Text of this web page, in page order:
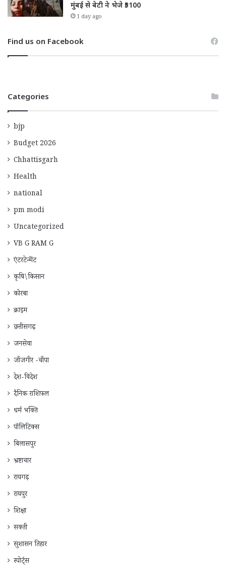
मुंबई से बेटी ने भेजे ₹5100
1 day ago
Find us on Facebook
Categories
bjp
Budget 2026
Chhattisgarh
Health
national
pm modi
Uncategorized
VB G RAM G
एंटरटेन्मेंट
कृषि\किसान
कोरबा
क्राइम
छत्तीसगढ़
जनसेवा
जाँजगीर -चाँपा
देश-विदेश
दैनिक राशिफ़ल
धर्म भक्ति
पॉलिटिक्स
बिलासपुर
भ्रष्टाचार
रायगढ़
रायपुर
शिक्षा
सक्ती
सुशासन तिहार
स्पोर्ट्स